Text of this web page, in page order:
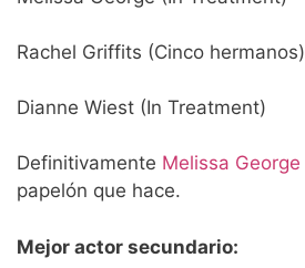
Rachel Griffits (Cinco hermanos)
Dianne Wiest (In Treatment)
Definitivamente Melissa George
papelón que hace.
Mejor actor secundario: